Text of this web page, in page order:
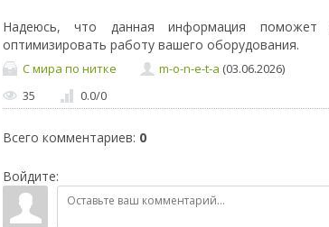
Надеюсь, что данная информация
оптимизировать работу вашего оборудования.
С мира по нитке m-o-n-e-t-a (03.06.2026)
35
0.0/0
Всего комментариев: 0
Войдите: